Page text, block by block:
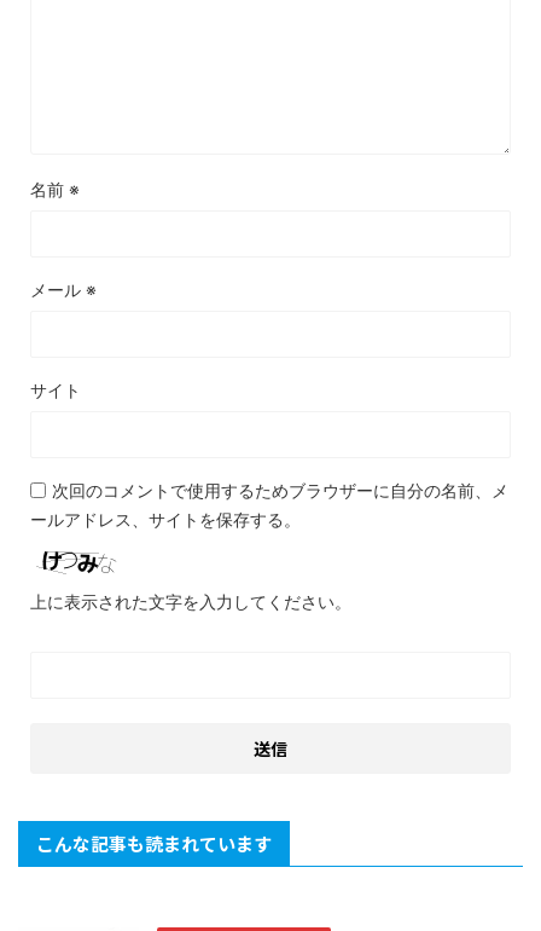
名前 ※
メール ※
サイト
次回のコメントで使用するためブラウザーに自分の名前、メ
ールアドレス、サイトを保存する。
上に表示された文字を入力してください。
こんな記事も読まれています